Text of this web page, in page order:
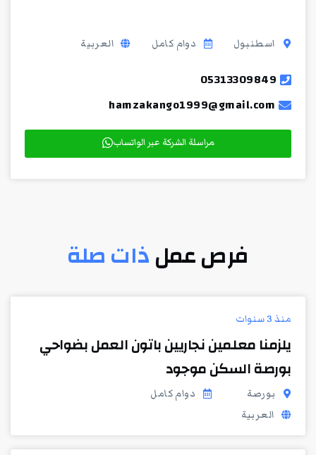
اسطنبول دوام كامل العربية
05313309849
hamzakango1999@gmail.com
مراسلة الشركة عبر الواتساب
فرص عملذات صلة
منذ 3 سنوات
يلزمنا معلمين نجاريين باتون العمل بضواحي
بورصة السكن موجود
بورصة
دوام كامل
العربية